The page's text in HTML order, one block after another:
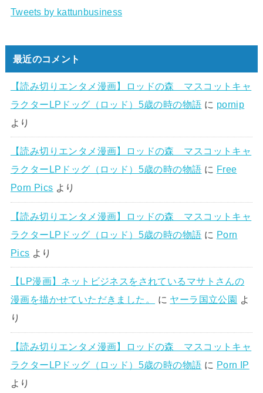
Tweets by kattunbusiness
最近のコメント
【読み切りエンタメ漫画】ロッドの森 マスコットキャ
ラクターLPドッグ（ロッド）5歳の時の物語 に pornip
より
【読み切りエンタメ漫画】ロッドの森 マスコットキャ
ラクターLPドッグ（ロッド）5歳の時の物語 に Free
Porn Pics より
【読み切りエンタメ漫画】ロッドの森 マスコットキャ
ラクターLPドッグ（ロッド）5歳の時の物語 に Porn
Pics より
【LP漫画】ネットビジネスをされているマサトさんの
漫画を描かせていただきました。
に ヤーラ国立公園 よ
り
【読み切りエンタメ漫画】ロッドの森 マスコットキャ
ラクターLPドッグ（ロッド）5歳の時の物語 に Porn IP
より